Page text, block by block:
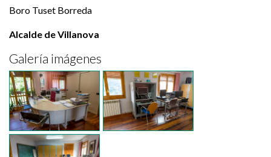
Boro Tuset Borreda
Alcalde de Villanova
Galería imágenes